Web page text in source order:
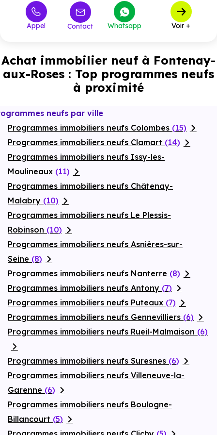
à partir de 545 000 €
Appel Contact Whatsapp Voir +
Achat immobilier neuf à Fontenay-
aux-Roses : Top programmes neufs
à proximité
neufs par ville
Programmes immobiliers neufs Colombes (15)
Programmes immobiliers neufs Clamart (14)
Programmes immobiliers neufs Issy-les-
Moulineaux (11)
Programmes immobiliers neufs Châtenay-
Malabry (10)
Programmes immobiliers neufs Le Plessis-
Robinson (10)
Programmes immobiliers neufs Asnières-sur-
Seine (8)
Programmes immobiliers neufs Nanterre (8)
Programmes immobiliers neufs Antony (7)
Programmes immobiliers neufs Puteaux (7)
Programmes immobiliers neufs Gennevilliers (6)
Programmes immobiliers neufs Rueil-Malmaison (6)
Programmes immobiliers neufs Suresnes (6)
Programmes immobiliers neufs Villeneuve-la-
Garenne (6)
Programmes immobiliers neufs Boulogne-
Billancourt (5)